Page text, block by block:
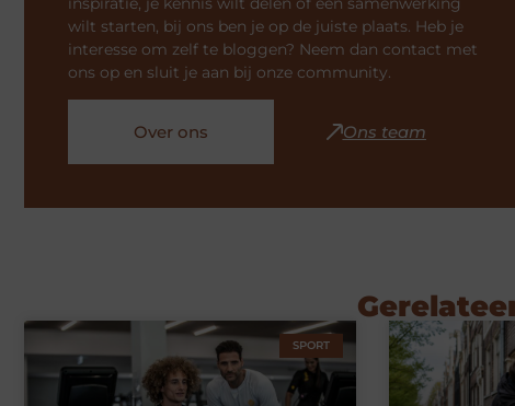
wilt starten, bij ons ben je op de juiste plaats. Heb je
interesse om zelf te bloggen? Neem dan contact met
ons op en sluit je aan bij onze community.
Over ons Ons team
SPORT